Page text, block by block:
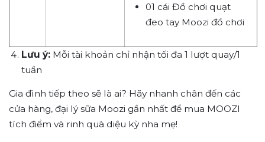
01 cái Đồ chơi quạt
đeo tay Moozi đồ chơi
Lưu ý: Mỗi tài khoản chỉ nhận tối đa 1 lượt quay/1
tuần
Gia đình tiếp theo sẽ là ai? Hãy nhanh chân đến các
cửa hàng, đại lý sữa Moozi gần nhất để mua MOOZI
tích điểm và rinh quà diệu kỳ nha mẹ!